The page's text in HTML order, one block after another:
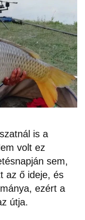
is a
volt ez
sem,
az ő ideje, és
ezért a
útja.